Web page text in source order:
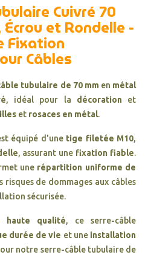
Cuivré 70
et Rondelle -
Fixation
Câbles
tubulaire de 70 mmen métal
, idéal pour la décorationet
et rosaces en métal.
équipé d'une tige filetée M10,
, assurant une fixation fiable.
une répartition uniforme de
risques de dommages aux câbles
sécurisée.
haute qualité, ce serre-câble
durée de vie et une installation
notre serre-câble tubulaire de